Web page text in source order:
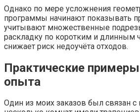
Однако по мере усложнения
программы начинают показывать
учитывают множественные
раскладку по коротким и длинным
снижает риск недоучёта отходов.
Практические
опыта
Один из моих заказов был связан с